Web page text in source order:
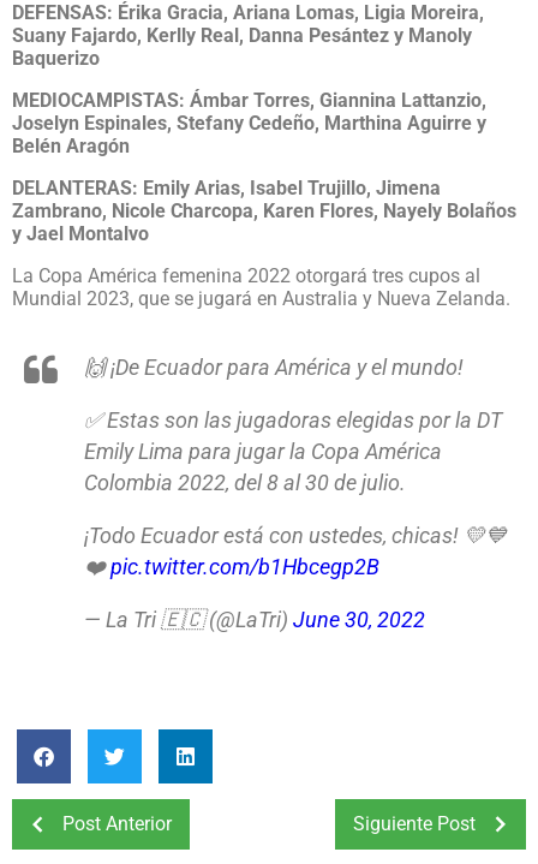
DEFENSAS: Érika Gracia, Ariana Lomas, Ligia Moreira,
Suany Fajardo, Kerlly Real, Danna Pesántez y Manoly
Baquerizo
MEDIOCAMPISTAS: Ámbar Torres, Giannina Lattanzio,
Joselyn Espinales, Stefany Cedeño, Marthina Aguirre y
Belén Aragón
DELANTERAS: Emily Arias, Isabel Trujillo, Jimena
Zambrano, Nicole Charcopa, Karen Flores, Nayely Bolaños
y Jael Montalvo
La Copa América femenina 2022 otorgará tres cupos al
Mundial 2023, que se jugará en Australia y Nueva Zelanda.
🙌 ¡De Ecuador para América y el mundo!
✅ Estas son las jugadoras elegidas por la DT
Emily Lima para jugar la Copa América
Colombia 2022, del 8 al 30 de julio.
¡Todo Ecuador está con ustedes, chicas! 💛💙
❤️pic.twitter.com/b1Hbcegp2B
— La Tri 🇪🇨 (@LaTri) June 30, 2022
Post Anterior Siguiente Post